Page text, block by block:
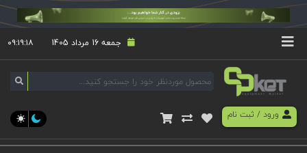
جمعه 16 مرداد 1405 ۰۹:۱۹:۱۸
ورود/ ثبت نام